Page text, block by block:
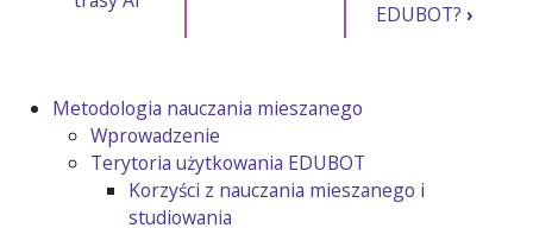
EDUBOT?›
Metodologia nauczania mieszanego
Wprowadzenie
Terytoria użytkowania EDUBOT
Korzyści z nauczania mieszanego i
studiowania